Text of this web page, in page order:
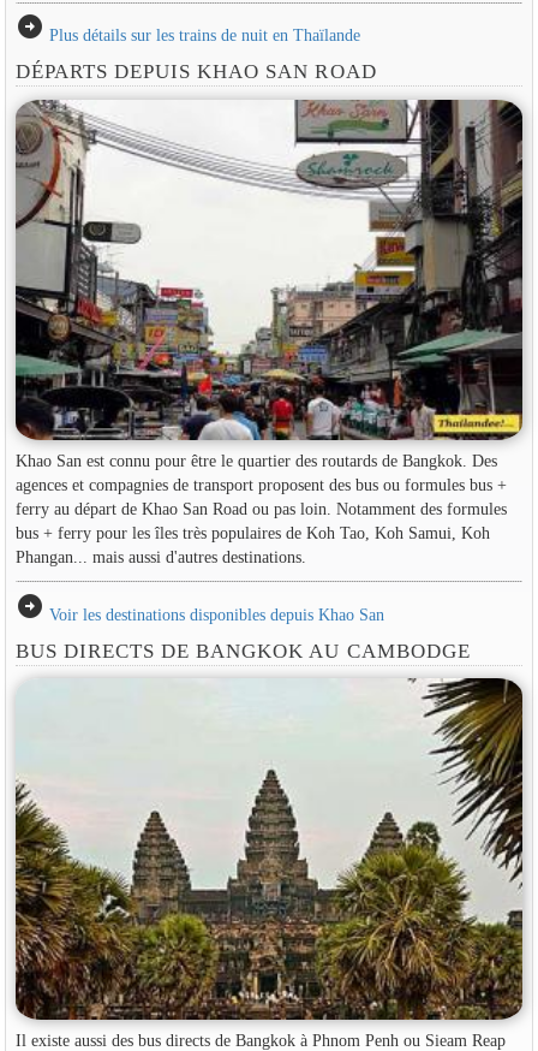
arrow_circle_right Plus détails sur les trains de nuit en Thaïlande
DÉPARTS DEPUIS KHAO SAN ROAD
Khao San est connu pour être le quartier des routards de Bangkok. Des
agences et compagnies de transport proposent des bus ou formules bus +
ferry au départ de Khao San Road ou pas loin. Notamment des formules
bus + ferry pour les îles très populaires de Koh Tao, Koh Samui, Koh
Phangan... mais aussi d'autres destinations.
arrow_circle_right Voir les destinations disponibles depuis Khao San
BUS DIRECTS DE BANGKOK AU CAMBODGE
Il existe aussi des bus directs de Bangkok à Phnom Penh ou Sieam Reap